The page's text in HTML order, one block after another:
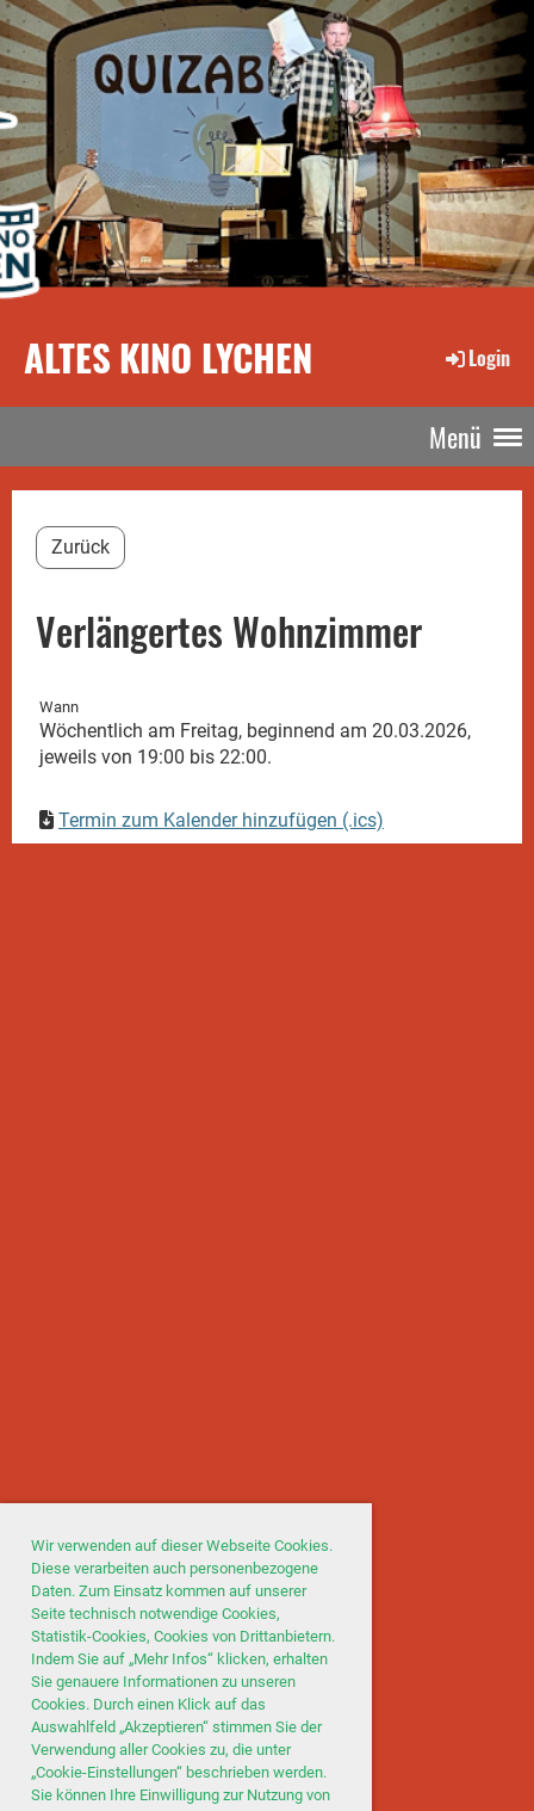
Wir verwenden auf dieser Webseite Cookies.
Diese verarbeiten auch personenbezogene
Daten. Zum Einsatz kommen auf unserer
Seite technisch notwendige Cookies,
Statistik-Cookies, Cookies von Drittanbietern.
Indem Sie auf „Mehr Infos“ klicken, erhalten
Sie genauere Informationen zu unseren
Cookies. Durch einen Klick auf das
Auswahlfeld „Akzeptieren“ stimmen Sie der
Verwendung aller Cookies zu, die unter
„Cookie-Einstellungen“ beschrieben werden.
Sie können Ihre Einwilligung zur Nutzung von
ALTES KINO LYCHEN Login
Menü
Zurück
Verlängertes Wohnzimmer
Wann
Wöchentlich am Freitag, beginnend am 20.03.2026,
jeweils von 19:00 bis 22:00.
Termin zum Kalender hinzufügen (.ics)